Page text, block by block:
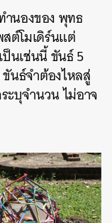
นองของ พุทธ
ต์โมเดิร์นแต่
ป็นเช่นนี้ ขันธ์ 5
นธ์จำต้องไหลสู่
บุจำนวน ไม่อาจ